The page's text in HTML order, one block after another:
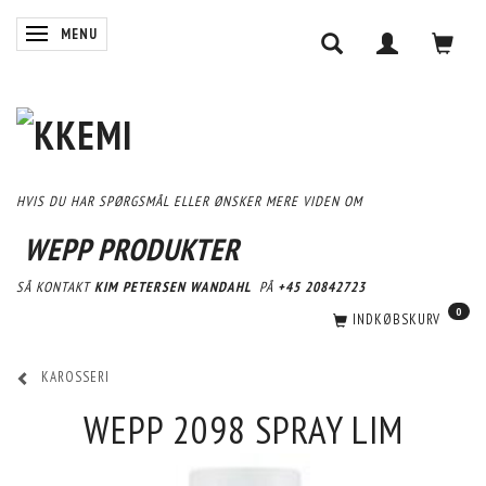
SKIFTE NAVIGATION
MENU
HVIS DU HAR SPØRGSMÅL ELLER ØNSKER MERE VIDEN OM
WEPP PRODUKTER
SÅ KONTAKTKIM PETERSEN WANDAHL PÅ +45 20842723
INDKØBSKURV
0
KAROSSERI
WEPP 2098 SPRAY LIM